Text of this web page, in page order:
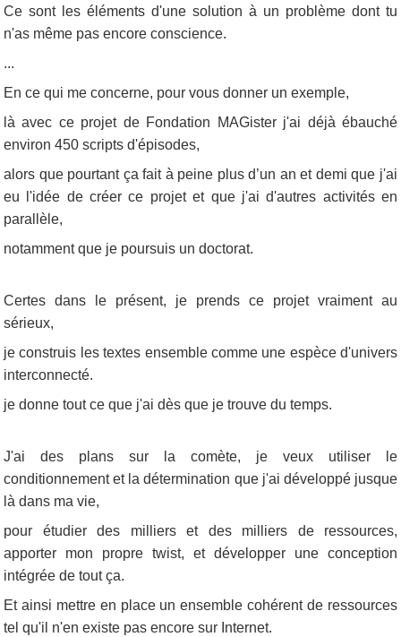
Ce sont les éléments d'une solution à un problème dont tu
n'as même pas encore conscience.
...
En ce qui me concerne, pour vous donner un exemple,
là avec ce projet de Fondation MAGister j'ai déjà ébauché
environ 450 scripts d'épisodes,
alors que pourtant ça fait à peine plus d’un an et demi que j'ai
eu l'idée de créer ce projet et que j'ai d'autres activités en
parallèle,
notamment que je poursuis un doctorat.
Certes dans le présent, je prends ce projet vraiment au
sérieux,
je construis les textes ensemble comme une espèce d'univers
interconnecté.
je donne tout ce que j'ai dès que je trouve du temps.
J'ai des plans sur la comète, je veux utiliser le
conditionnement et la détermination que j'ai développé jusque
là dans ma vie,
pour étudier des milliers et des milliers de ressources,
apporter mon propre twist, et développer une conception
intégrée de tout ça.
Et ainsi mettre en place un ensemble cohérent de ressources
tel qu'il n'en existe pas encore sur Internet.